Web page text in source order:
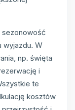
sezonowość
wyjazdu. W
np. święta
i
te
kosztów